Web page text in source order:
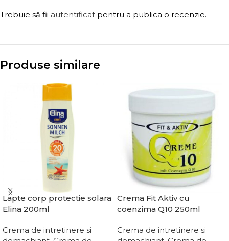
Trebuie să fii autentificat pentru a publica o recenzie.
Produse similare
Lapte corp protectie solara
Elina 200ml
Crema de intretinere si
Crema Fit Aktiv cu
coenzima Q10 250ml
Crema de intretinere si